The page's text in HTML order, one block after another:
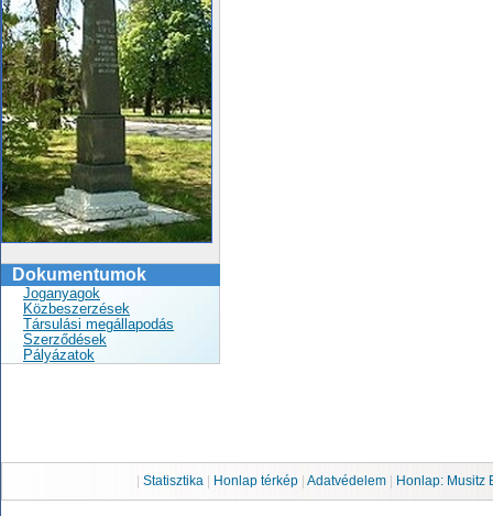
Dokumentumok
Joganyagok
Közbeszerzések
Társulási megállapodás
Szerződések
Pályázatok
Statisztika Honlap térkép Adatvédelem| Honlap: Musitz